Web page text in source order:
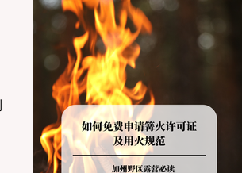
到了步道口才绝望地看到一块大大的
"No Dogs on Trail"（步道严禁犬只） 的
指示牌，这无疑会彻底毁掉整个周末。
为了避免“带狗碰壁”，您必须在出发前清
楚地了解不同公共土地系统对宠物政
策，掌握实用的路线筛选工具，并警惕
加州特有的野外环境隐患。 一、 破除宠
物政策管辖权迷雾：狗狗到底能去哪
里？ 加州的户外区域由不同的政府机构
管理，其核心保护目标决定了宠物政策